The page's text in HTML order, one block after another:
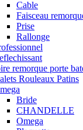
Cable
Faisceau
Prise
Rallonge
remorque porte
Rouleaux Patins
Bride
CHANDELLE
Omega